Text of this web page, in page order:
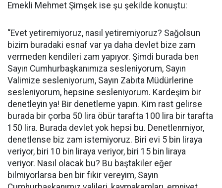
Emekli Mehmet Şimşek ise şu şekilde konuştu:
“Evet yetiremiyoruz, nasıl yetiremiyoruz? Sağolsun
bizim buradaki esnaf var ya daha devlet bize zam
vermeden kendileri zam yapıyor. Şimdi burada ben
Sayın Cumhurbaşkanımıza sesleniyorum, Sayın
Valimize sesleniyorum, Sayın Zabıta Müdürlerine
sesleniyorum, hepsine sesleniyorum. Kardeşim bir
denetleyin ya! Bir denetleme yapın. Kim rast gelirse
burada bir çorba 50 lira öbür tarafta 100 lira bir tarafta
150 lira. Burada devlet yok hepsi bu. Denetlenmiyor,
denetlense biz zam istemiyoruz. Biri evi 5 bin liraya
veriyor, biri 10 bin liraya veriyor, biri 15 bin liraya
veriyor. Nasıl olacak bu? Bu baştakiler eğer
bilmiyorlarsa ben bir fikir vereyim, Sayın